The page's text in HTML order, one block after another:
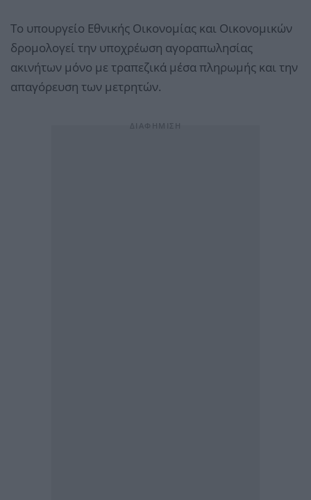
Το υπουργείο Εθνικής Οικονομίας και Οικονομικών
δρομολογεί την υποχρέωση αγοραπωλησίας
ακινήτων μόνο με τραπεζικά μέσα πληρωμής και την
απαγόρευση των μετρητών.